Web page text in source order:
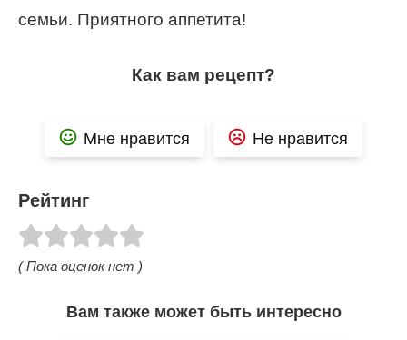
семьи. Приятного аппетита!
Как вам рецепт?
Мне нравится Не нравится
Рейтинг
( Пока оценок нет )
Вам также может быть интересно